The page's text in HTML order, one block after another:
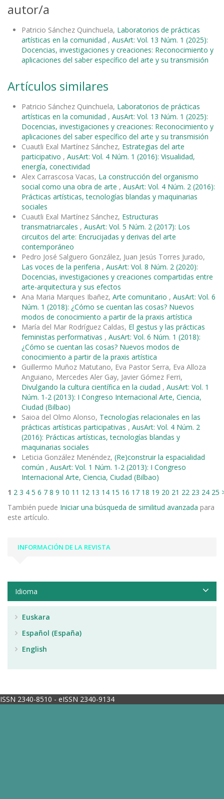
autor/a
Patricio Sánchez Quinchuela, Laboratorios de prácticas
artísticas en la comunidad , AusArt: Vol. 13 Núm. 1 (2025):
Docencias, investigaciones y creaciones: Reconocimiento y
aplicaciones del saber específico del arte y su transmisión
Artículos similares
Patricio Sánchez Quinchuela, Laboratorios de prácticas
artísticas en la comunidad , AusArt: Vol. 13 Núm. 1 (2025):
Docencias, investigaciones y creaciones: Reconocimiento y
aplicaciones del saber específico del arte y su transmisión
Cuautli Exal Martínez Sánchez, Estrategias del arte
participativo , AusArt: Vol. 4 Núm. 1 (2016): Visualidad,
energía, conectividad
Alex Carrascosa Vacas, La construcción del organismo
social como una obra de arte , AusArt: Vol. 4 Núm. 2 (2016):
Prácticas artísticas, tecnologías blandas y maquinarias
sociales
Cuautli Exal Martínez Sánchez, Estructuras
transmatriarcales , AusArt: Vol. 5 Núm. 2 (2017): Los
circuitos del arte: Encrucijadas y derivas del arte
contemporáneo
Pedro José Salguero González, Juan Jesús Torres Jurado,
Las voces de la periferia , AusArt: Vol. 8 Núm. 2 (2020):
Docencias, investigaciones y creaciones compartidas entre
arte-arquitectura y sus efectos
Ana Maria Marques Ibañez, Arte comunitario , AusArt: Vol. 6
Núm. 1 (2018): ¿Cómo se cuentan las cosas? Nuevos
modos de conocimiento a partir de la praxis artística
María del Mar Rodríguez Caldas, El gestus y las prácticas
feministas performativas , AusArt: Vol. 6 Núm. 1 (2018):
¿Cómo se cuentan las cosas? Nuevos modos de
conocimiento a partir de la praxis artística
Guillermo Muñoz Matutano, Eva Pastor Serra, Eva Alloza
Anguiano, Mercedes Aler Gay, Javier Gómez Ferri,
Divulgando la cultura científica en la ciudad , AusArt: Vol. 1
Núm. 1-2 (2013): I Congreso Internacional Arte, Ciencia,
Ciudad (Bilbao)
Saioa del Olmo Alonso, Tecnologías relacionales en las
prácticas artísticas participativas , AusArt: Vol. 4 Núm. 2
(2016): Prácticas artísticas, tecnologías blandas y
maquinarias sociales
Leticia González Menéndez, (Re)construir la espacialidad
común , AusArt: Vol. 1 Núm. 1-2 (2013): I Congreso
Internacional Arte, Ciencia, Ciudad (Bilbao)
1 2 3 4 5 6 7 8 9 10 11 12 13 14 15 16 17 18 19 20 21 22 23 24 25
También puede Iniciar una búsqueda de similitud avanzada para
este artículo.
INFORMACIÓN DE LA REVISTA
Idioma
Euskara
Español (España)
English
ISSN 2340-8510 - eISSN 2340-9134